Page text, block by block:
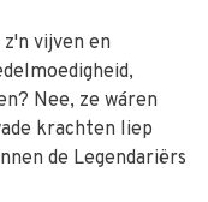
vijven en
Nee, ze wáren
krachten liep
de Legendariërs